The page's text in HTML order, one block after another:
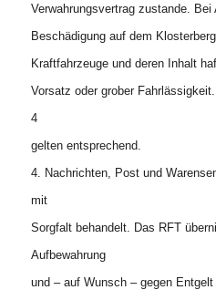
Verwahrungsvertrag zustande. Bei
Beschädigung auf dem
Kraftfahrzeuge und deren Inhalt
Vorsatz oder grober
4
gelten entsprechend.
4. Nachrichten, Post und
mit
Sorgfalt behandelt. Das RFT
Aufbewahrung
und – auf Wunsch – gegen